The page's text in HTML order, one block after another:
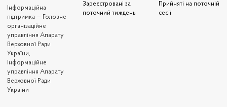
Iнформаційна
підтримка — Головне
організаційне
управління Апарату
Верховної Ради
України,
Інформаційне
управління Апарату
Верховної Ради
України
Зареєстровані за
поточний тиждень
Прийняті на поточній
сесії